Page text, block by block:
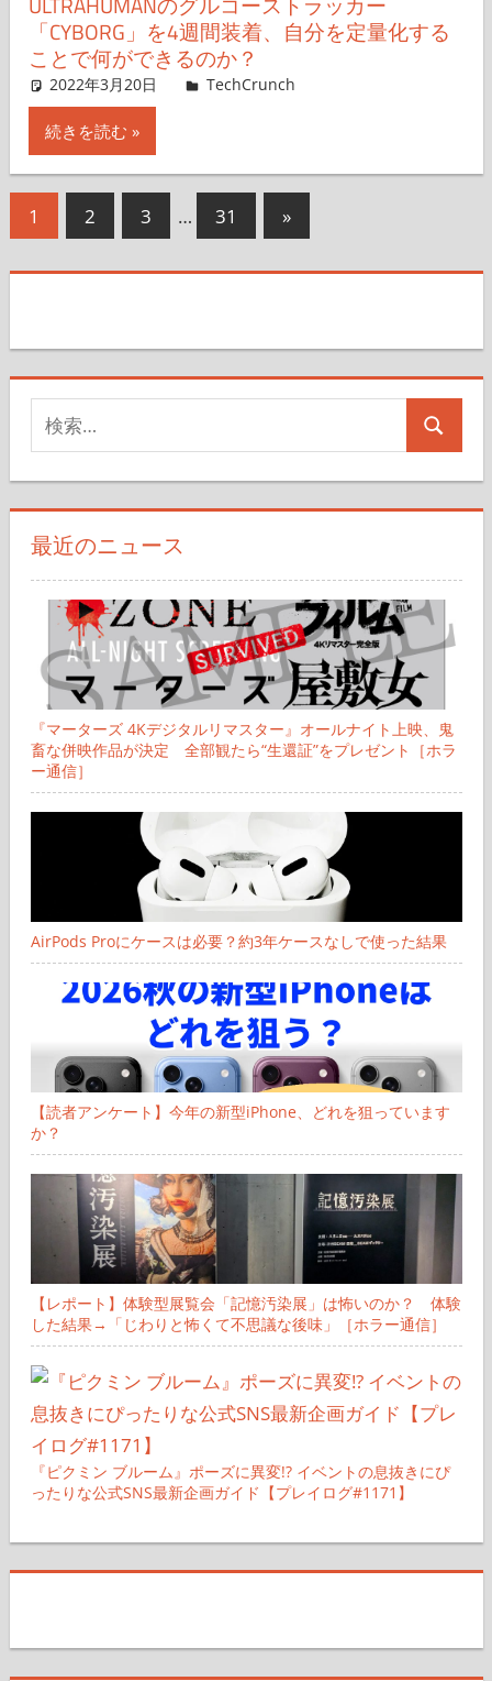
「CYBORG」を4週間装着、自分を定量化する
ことで何ができるのか？
2022年3月20日 Natasha Lomas,Dragonfly
TechCrunch
続きを読む
投
ペ
ー
送
り
1 2 3 … 31
次
の
記
»
索
対
象:
検
最近のニュース
『マーターズ 4Kデジタルリマスター』オールナイト上映、鬼
畜な併映作品が決定 全部観たら“生還証”をプレゼント［ホラ
ー通信］
AirPods Proにケースは必要？約3年ケースなしで使った結果
【読者アンケート】今年の新型iPhone、どれを狙っています
か？
【レポート】体験型展覧会「記憶汚染展」は怖いのか？ 体験
した結果→「じわりと怖くて不思議な後味」［ホラー通信］
『ピクミン ブルーム』ポーズに異変!? イベントの息抜きにぴ
ったりな公式SNS最新企画ガイド【プレイログ#1171】